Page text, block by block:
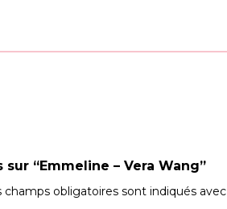
“Emmeline – Vera Wang”
champs obligatoires sont indiqués avec